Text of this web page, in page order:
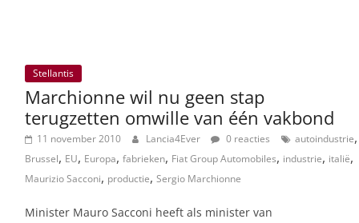
Stellantis
Marchionne wil nu geen stap
terugzetten omwille van één vakbond
11 november 2010 Lancia4Ever 0 reacties autoindustrie,
Brussel, EU, Europa, fabrieken, Fiat Group Automobiles, industrie, italië,
Maurizio Sacconi, productie, Sergio Marchionne
Minister Mauro Sacconi heeft als minister van